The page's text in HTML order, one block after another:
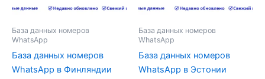
База данных номеров
WhatsApp
База данных номеров
WhatsApp в Финляндии
База данных номеров
WhatsApp
База данных номеров
WhatsApp в Эстонии